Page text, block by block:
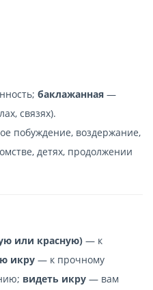
баклажанная —
связях).
побуждение, воздержание,
детях, продолжении
или красную) — к
икру — к прочному
видеть икру — вам